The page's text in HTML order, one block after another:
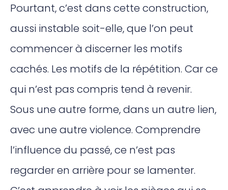
Pourtant, c’est dans cette construction,
aussi instable soit-elle, que l’on peut
commencer à discerner les motifs
cachés. Les motifs de la répétition. Car ce
qui n’est pas compris tend à revenir.
Sous une autre forme, dans un autre lien,
avec une autre violence. Comprendre
l’influence du passé, ce n’est pas
regarder en arrière pour se lamenter.